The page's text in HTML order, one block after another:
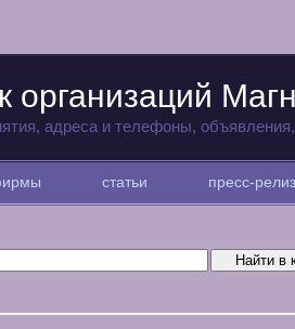
организаций
адреса и телефоны,
статьи пресс-